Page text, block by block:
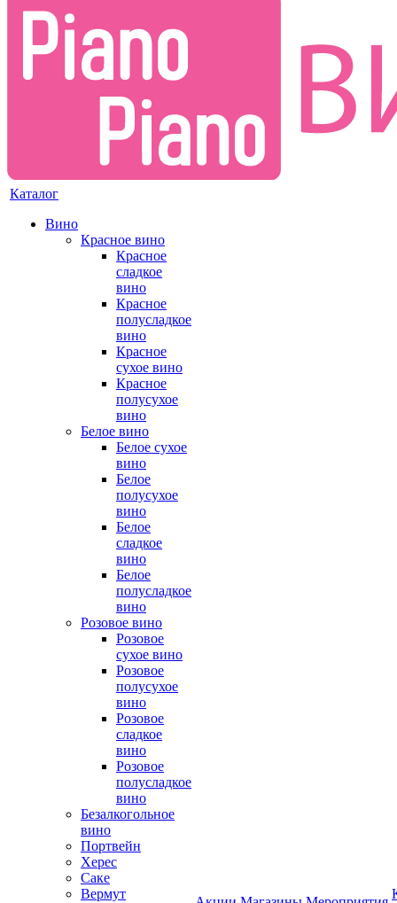
Каталог
Вино
Красное вино
Красное
сладкое
вино
Красное
полусладкое
вино
Красное
сухое вино
Красное
полусухое
вино
Белое вино
Белое сухое
вино
Белое
полусухое
вино
Белое
сладкое
вино
Белое
полусладкое
вино
Розовое вино
Розовое
сухое вино
Розовое
полусухое
вино
Розовое
сладкое
вино
Розовое
полусладкое
вино
Безалкогольное
вино
Портвейн
Херес
Саке
Вермут